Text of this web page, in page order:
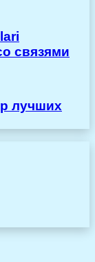
связями
лучших